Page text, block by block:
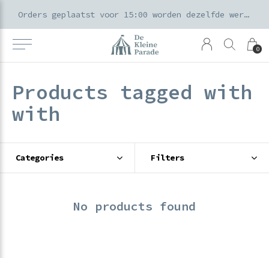
0
Orders geplaatst voor 15:00 worden dezelfde werkdag verzonden
Products tagged with
with
Categories Filters
No products found